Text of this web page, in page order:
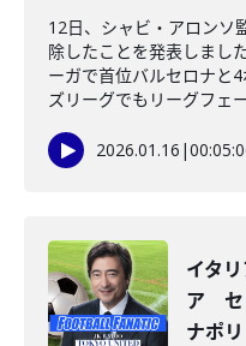
12日、シャビ・アロンソ
除したことを発表しまし
ーガで首位バルセロナと
ズリーグでもリーグフェ
2026.01.16 |
イタ
ア セ
ナポリ